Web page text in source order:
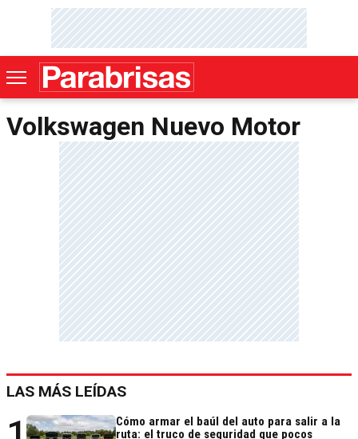
Volkswagen Nuevo Motor
LAS MÁS LEÍDAS
Cómo armar el baúl del auto para salir a la
ruta: el truco de seguridad que pocos